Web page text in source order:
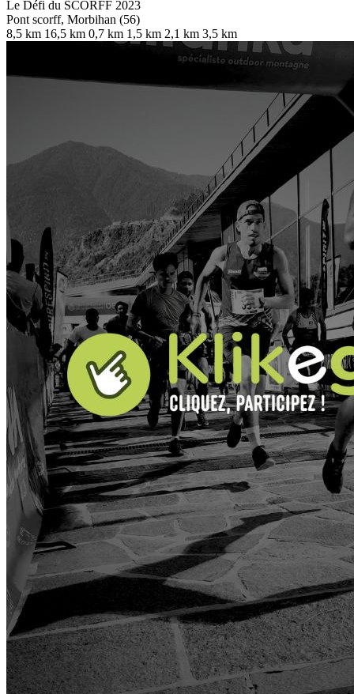
Le Défi du SCORFF 2023
Pont scorff, Morbihan (56)
8,5 km 16,5 km 0,7 km 1,5 km 2,1 km 3,5 km